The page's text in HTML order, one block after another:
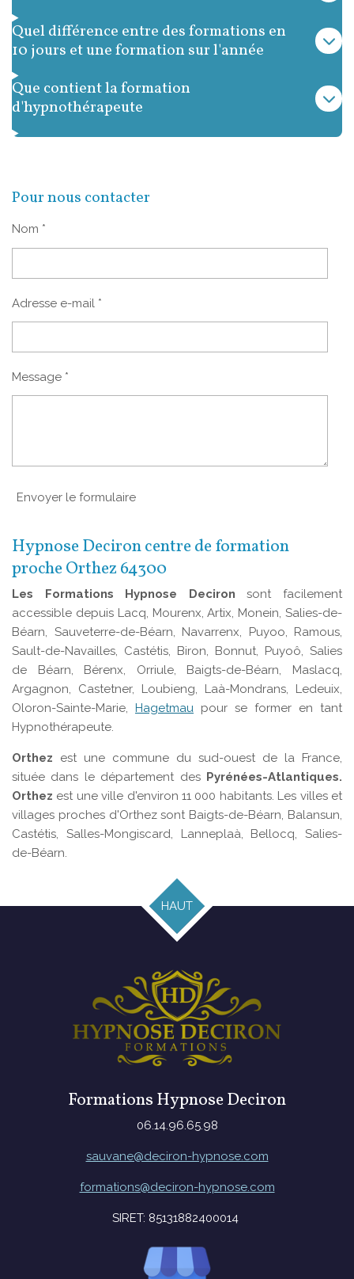
Quel différence entre des formations en
10 jours et une formation sur l'année
Que contient la formation
d'hypnothérapeute
Pour nous contacter
Nom *
Adresse e-mail *
Message *
Envoyer le formulaire
Hypnose Deciron centre de formation
proche Orthez 64300
Les Formations Hypnose Deciron sont facilement
accessible depuis Lacq, Mourenx, Artix, Monein, Salies-de-
Béarn, Sauveterre-de-Béarn, Navarrenx, Puyoo, Ramous,
Sault-de-Navailles, Castétis, Biron, Bonnut, Puyoô, Salies
de Béarn, Bérenx, Orriule, Baigts-de-Béarn, Maslacq,
Argagnon, Castetner, Loubieng, Laà-Mondrans, Ledeuix,
Oloron-Sainte-Marie, Hagetmau pour se former en tant
Hypnothérapeute.
Orthez est une commune du sud-ouest de la France,
située dans le département des Pyrénées-Atlantiques.
Orthez est une ville d'environ 11 000 habitants. Les villes et
villages proches d'Orthez sont Baigts-de-Béarn, Balansun,
Castétis, Salles-Mongiscard, Lanneplaà, Bellocq, Salies-
de-Béarn.
HAUT
Formations Hypnose Deciron
06.14.96.65.98
sauvane@deciron-hypnose.com
formations@deciron-hypnose.com
SIRET: 85131882400014